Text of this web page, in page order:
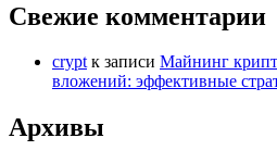
Свежие комментарии
cryptк записи Майнинг
вложений: эффективные
Архивы